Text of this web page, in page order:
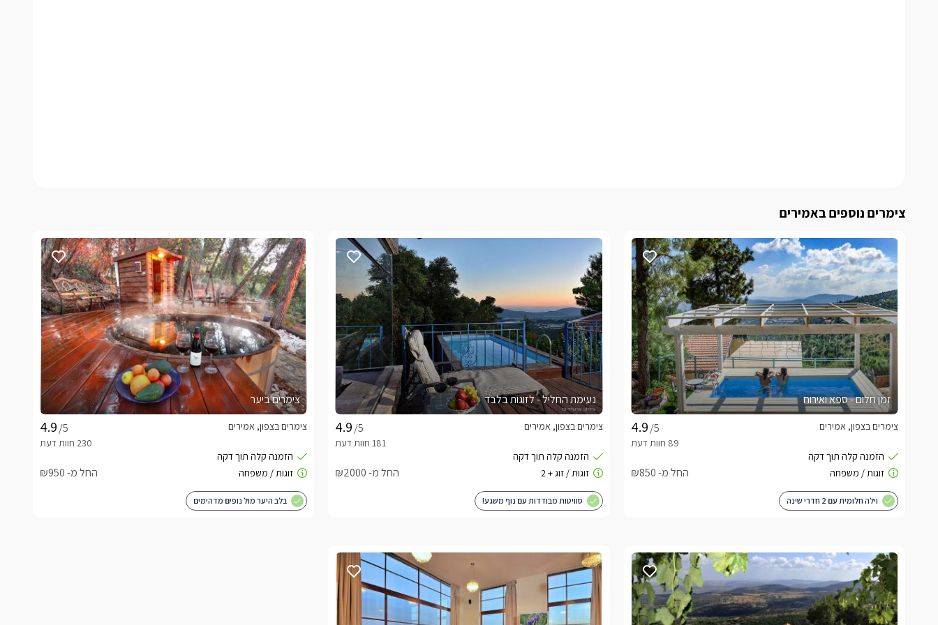
צימרים נוספים באמירים
זמן חלום - ספא ואירוח
/5
צימרים בצפון, אמירים
החל מ- ₪850
וילה חלומית עם 2 חדרי שינה
נעימת החליל - לזוגות בלבד
/5
צימרים בצפון, אמירים
החל מ- ₪2000
סוויטות מבודדות עם נוף משגע!
צימרים ביער
/5
צימרים בצפון, אמירים
החל מ- ₪950
בלב היער מול נופים מדהימים